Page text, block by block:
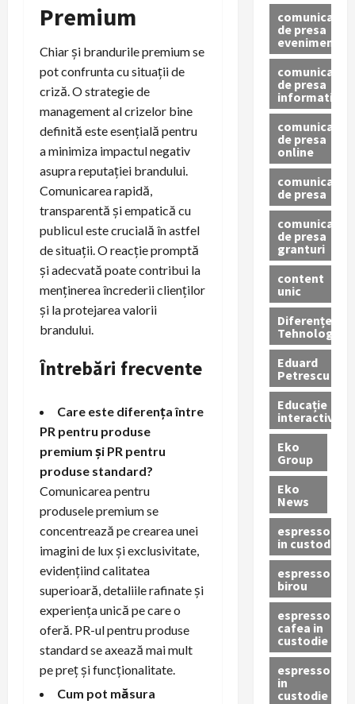
Premium
Chiar și brandurile premium se
pot confrunta cu situații de
criză. O strategie de
management al crizelor bine
definită este esențială pentru
a minimiza impactul negativ
asupra reputației brandului.
Comunicarea rapidă,
transparentă și empatică cu
publicul este crucială în astfel
de situații. O reacție promptă
și adecvată poate contribui la
menținerea încrederii clienților
și la protejarea valorii
brandului.
Întrebări frecvente
Care este diferența între
PR pentru produse
premium și PR pentru
produse standard?
Comunicarea pentru
produsele premium se
concentrează pe crearea unei
imagini de lux și exclusivitate,
evidențiind calitatea
superioară, detaliile rafinate și
experiența unică pe care o
oferă. PR-ul pentru produse
standard se axează mai mult
pe preț și funcționalitate.
Cum pot măsura
comunicat
de presa
eveniment
comunicat
de presa
informativ
comunicat
de presa
online
comunicate
de presa
comunicate
de presa
granturi
content
unic
Diferențe
Tehnologice
Eduard
Petrescu
Educație
interactivă
Eko
Group
Eko
News
espressoare
in custodie
espressor
birou
espressor
cafea in
custodie
espressor
in
custodie